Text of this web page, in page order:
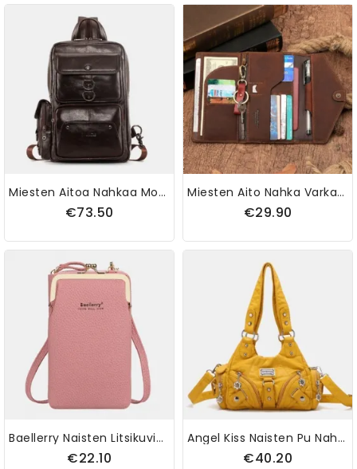
Miesten Aitoa Nahkaa Monitoiminen Monikäyttöinen Ulkoilumatkailu Lehmännahkainen Poikkivartaloreppu
€73.50
Miesten Aito Nahka Varkaudenesto Matka Kädessä Kannettava Passilaukku Monipaikkainen Korttikotelo Lompakko Avaimenperäkynäpaikalla
€29.90
Baellerry Naisten Litsikuvioinen 6 Korttipaikkaa 6.5 Tuuman Puhelinlaukku Crossbody Bag
€22.10
Angel Kiss Naisten Pu Nahka Vintage Monitaskuinen Cabriolet Varkaudenesto Crossbody Laukku Olkalaukku Käsilaukku
€40.20